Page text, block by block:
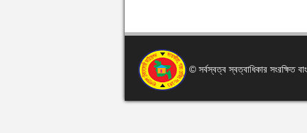
© সর্বস্বত্ব স্বত্বাধিকার সংরক্ষিত